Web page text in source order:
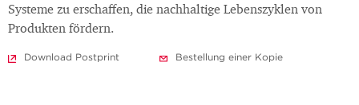
Systeme zu erschaffen, die nachhaltige Lebenszyklen von
Produkten fördern.
Download Postprint Bestellung einer Kopie